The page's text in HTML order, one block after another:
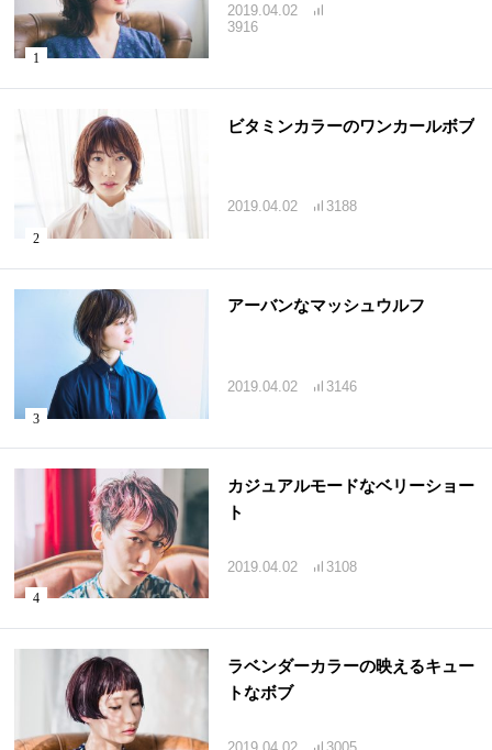
2019.04.02
3916
ビタミンカラーのワンカールボブ
2019.04.02 3188
アーバンなマッシュウルフ
2019.04.02 3146
カジュアルモードなベリーショー
ト
2019.04.02 3108
ラベンダーカラーの映えるキュー
トなボブ
2019.04.02 3005